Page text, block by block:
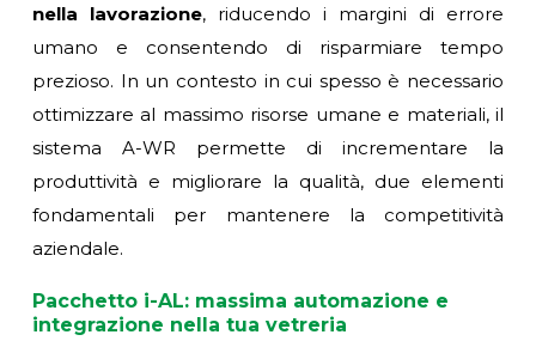
nella lavorazione, riducendo i margini di errore
umano e consentendo di risparmiare tempo
prezioso. In un contesto in cui spesso è necessario
ottimizzare al massimo risorse umane e materiali, il
sistema A-WR permette di incrementare la
produttività e migliorare la qualità, due elementi
fondamentali per mantenere la competitività
aziendale.
Pacchetto i-AL: massima automazione e
integrazione nella tua vetreria